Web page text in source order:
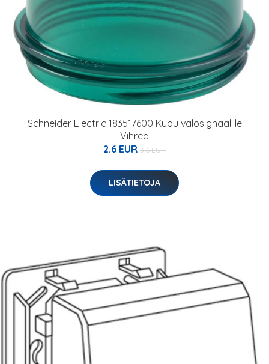
Schneider Electric 183517600 Kupu valosignaalille
Vihreä
2.6 EUR 3.6 EUR
LISÄTIETOJA